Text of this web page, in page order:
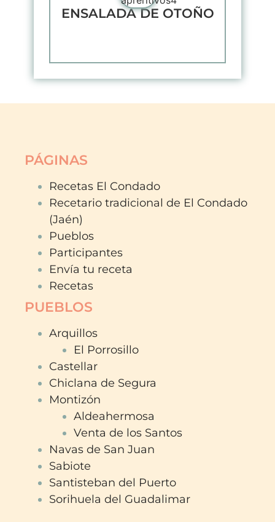
ENSALADA DE OTOÑO
PÁGINAS
Recetas El Condado
Recetario tradicional de El Condado
(Jaén)
Pueblos
Participantes
Envía tu receta
Recetas
PUEBLOS
Arquillos
El Porrosillo
Castellar
Chiclana de Segura
Montizón
Aldeahermosa
Venta de los Santos
Navas de San Juan
Sabiote
Santisteban del Puerto
Sorihuela del Guadalimar